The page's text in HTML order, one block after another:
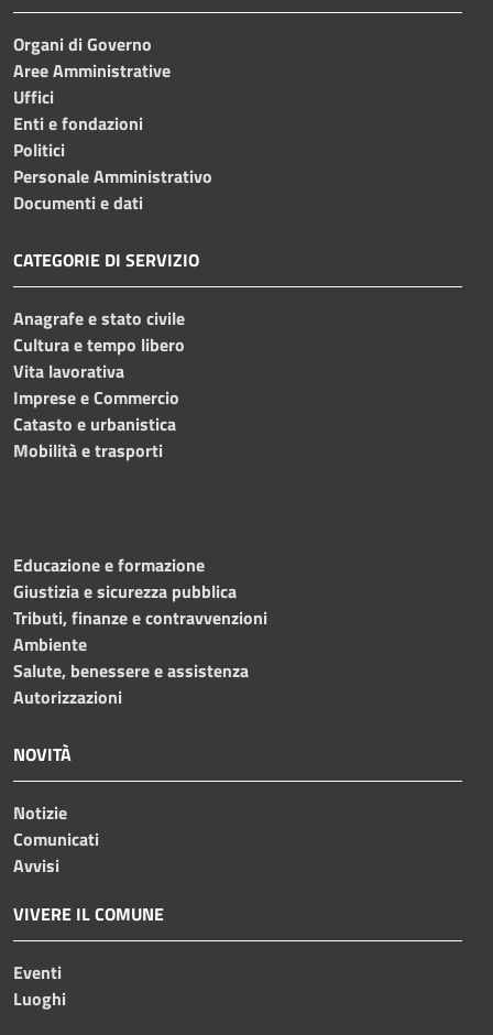
Organi di Governo
Aree Amministrative
Uffici
Enti e fondazioni
Politici
Personale Amministrativo
Documenti e dati
CATEGORIE DI SERVIZIO
Anagrafe e stato civile
Cultura e tempo libero
Vita lavorativa
Imprese e Commercio
Catasto e urbanistica
Mobilità e trasporti
Educazione e formazione
Giustizia e sicurezza pubblica
Tributi, finanze e contravvenzioni
Ambiente
Salute, benessere e assistenza
Autorizzazioni
NOVITÀ
Notizie
Comunicati
Avvisi
VIVERE IL COMUNE
Eventi
Luoghi